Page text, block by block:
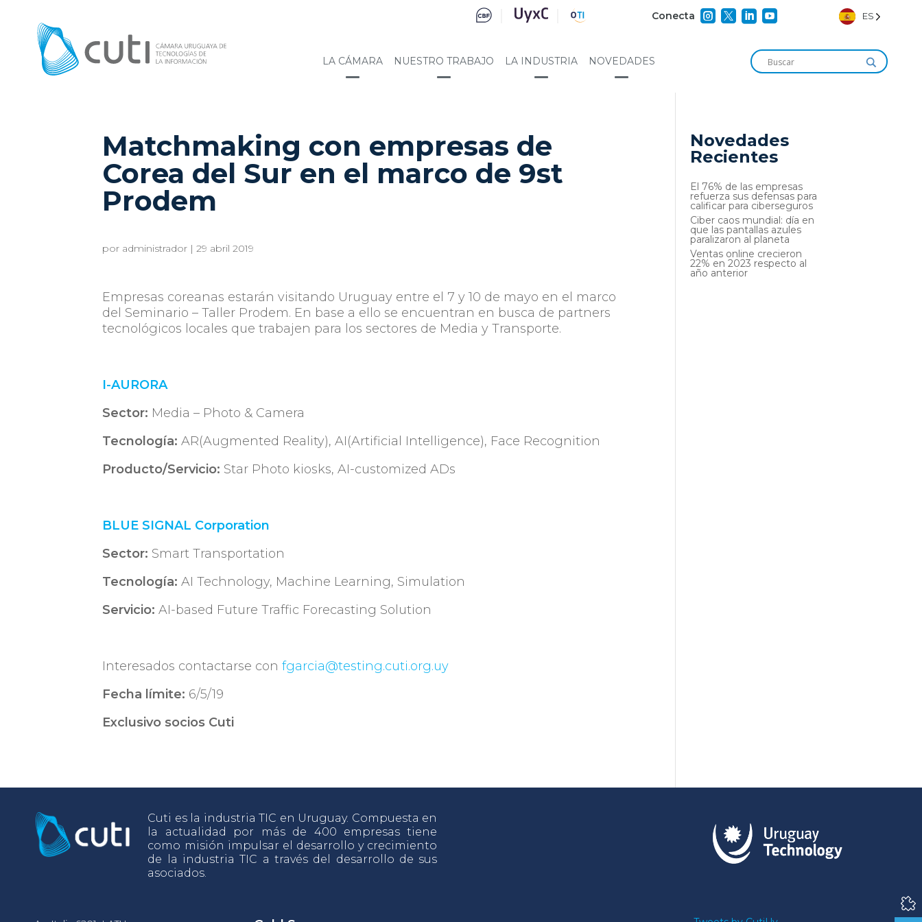
Conecta     ES
LA CÁMARA NUESTRO TRABAJO LA INDUSTRIA NOVEDADES
Matchmaking con empresas de
Corea del Sur en el marco de 9st
Prodem
por administrador |29 abril 2019
Empresas coreanas estarán visitando Uruguay entre el 7 y 10 de mayo en el marco
del Seminario – Taller Prodem. En base a ello se encuentran en busca de partners
tecnológicos locales que trabajen para los sectores de Media y Transporte.
I-AURORA
Sector: Media – Photo & Camera
Tecnología: AR(Augmented Reality), AI(Artificial Intelligence), Face Recognition
Producto/Servicio: Star Photo kiosks, AI-customized ADs
BLUE SIGNAL Corporation
Sector: Smart Transportation
Tecnología: AI Technology, Machine Learning, Simulation
Servicio: AI-based Future Traffic Forecasting Solution
Interesados contactarse confgarcia@testing.cuti.org.uy
Fecha límite: 6/5/19
Exclusivo socios Cuti
Novedades
Recientes
El 76% de las empresas
refuerza sus defensas para
calificar para ciberseguros
Ciber caos mundial: día en
que las pantallas azules
paralizaron al planeta
Ventas online crecieron
22% en 2023 respecto al
año anterior
Cuti es la industria TIC en Uruguay. Compuesta en
la actualidad por más de 400 empresas tiene
como misión impulsar el desarrollo y crecimiento
de la industria TIC a través del desarrollo de sus
asociados.